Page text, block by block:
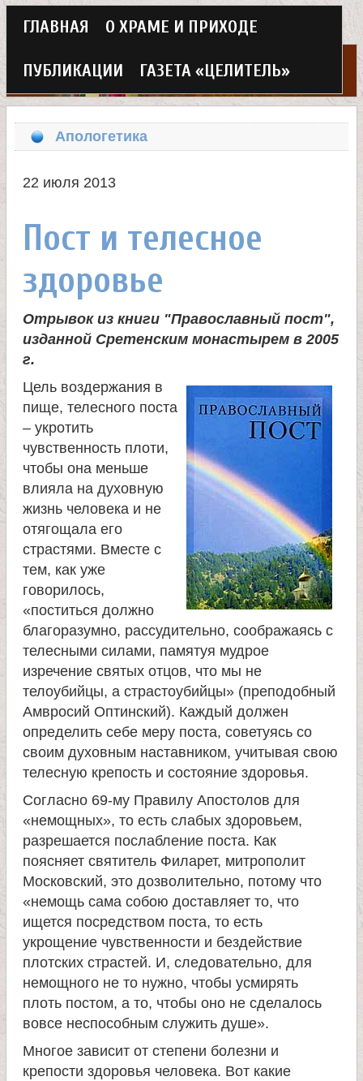
Перейти
к
основному
содержанию
Х
р
м
в
л
и
к
о
м
ч
н
и
к
а
и
ц
е
л
и
Г
л
а
в
н
о
е
м
е
н
ю
ГЛАВНАЯ О ХРАМЕ И ПРИХОДЕ
ПУБЛИКАЦИИ ГАЗЕТА «ЦЕЛИТЕЛЬ»
Апологетика
22 июля 2013
Пост и телесное
здоровье
Отрывок из книги "Православный пост",
изданной Сретенским монастырем в 2005
г.
Цель воздержания в
пище, телесного поста
– укротить
чувственность плоти,
чтобы она меньше
влияла на духовную
жизнь человека и не
отягощала его
страстями. Вместе с
тем, как уже
говорилось,
«поститься должно
благоразумно, рассудительно, соображаясь с
телесными силами, памятуя мудрое
изречение святых отцов, что мы не
телоубийцы, а страстоубийцы» (преподобный
Амвросий Оптинский). Каждый должен
определить себе меру поста, советуясь со
своим духовным наставником, учитывая свою
телесную крепость и состояние здоровья.
Согласно 69-му Правилу Апостолов для
«немощных», то есть слабых здоровьем,
разрешается послабление поста. Как
поясняет святитель Филарет, митрополит
Московский, это дозволительно, потому что
«немощь сама собою доставляет то, что
ищется посредством поста, то есть
укрощение чувственности и бездействие
плотских страстей. И, следовательно, для
немощного не то нужно, чтобы усмирять
плоть постом, а то, чтобы оно не сделалось
вовсе неспособным служить душе».
Многое зависит от степени болезни и
крепости здоровья человека. Вот какие